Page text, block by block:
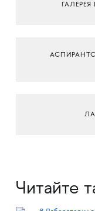
Читайте